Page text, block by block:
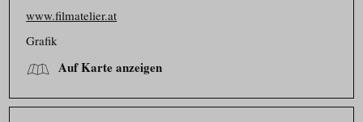
www.filmatelier.at
Grafik
Auf Karte anzeigen